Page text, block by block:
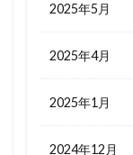
2025年5月
2025年4月
2025年1月
2024年12月